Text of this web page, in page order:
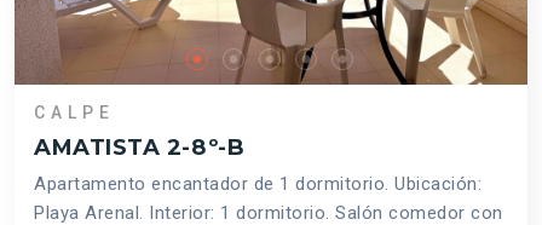
CALPE
AMATISTA 2-8º-B
Apartamento encantador de 1 dormitorio. Ubicación:
Playa Arenal. Interior: 1 dormitorio. Salón comedor con